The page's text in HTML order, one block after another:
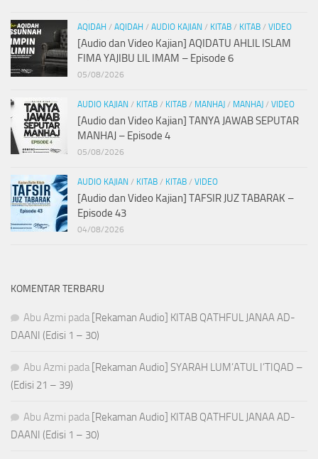
AQIDAH / AQIDAH / AUDIO KAJIAN / KITAB / KITAB / VIDEO
[Audio dan Video Kajian] AQIDATU AHLIL ISLAM
FIMA YAJIBU LIL IMAM – Episode 6
05/08/2026
AUDIO KAJIAN / KITAB / KITAB / MANHAJ / MANHAJ / VIDEO
[Audio dan Video Kajian] TANYA JAWAB SEPUTAR
MANHAJ – Episode 4
05/08/2026
AUDIO KAJIAN / KITAB / KITAB / VIDEO
[Audio dan Video Kajian] TAFSIR JUZ TABARAK –
Episode 43
04/08/2026
KOMENTAR TERBARU
Abu Azmi pada [Rekaman Audio] KITAB QATHFUL JANAA AD-
DAANI (Edisi 1 – 30)
Abu Azmi pada [Rekaman Audio] SYARAH LUM’ATUL I’TIQAD –
(Edisi 21 – 39)
Abu Azmi pada [Rekaman Audio] KITAB QATHFUL JANAA AD-
DAANI (Edisi 1 – 30)